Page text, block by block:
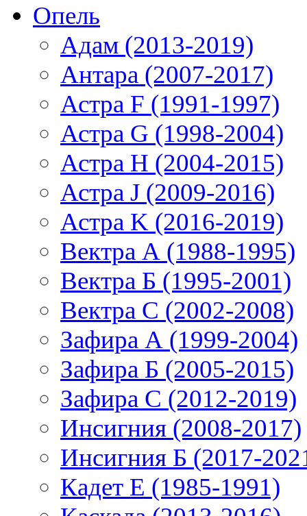
Опель
Адам (2013-2019)
Антара (2007-2017)
Астра F (1991-1997)
Астра G (1998-2004)
Астра H (2004-2015)
Астра J (2009-2016)
Астра K (2016-2019)
Вектра А (1988-1995)
Вектра Б (1995-2001)
Вектра С (2002-2008)
Зафира А (1999-2004)
Зафира Б (2005-2015)
Зафира С (2012-2019)
Инсигния (2008-2017)
Инсигния Б (2017-
Кадет Е (1985-1991)